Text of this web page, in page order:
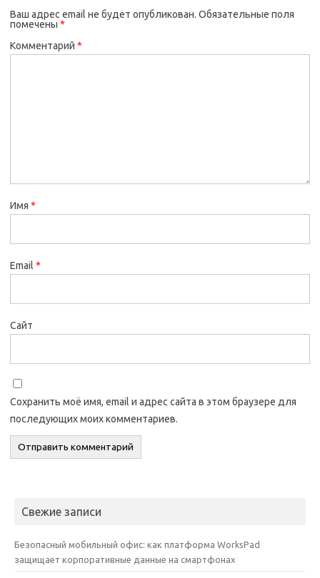
Ваш адрес email не будет опубликован. Обязательные поля
помечены *
Комментарий *
Имя *
Email *
Сайт
Сохранить моё имя, email и адрес сайта в этом браузере для
последующих моих комментариев.
Свежие записи
Безопасный мобильный офис: как платформа WorksPad
защищает корпоративные данные на смартфонах